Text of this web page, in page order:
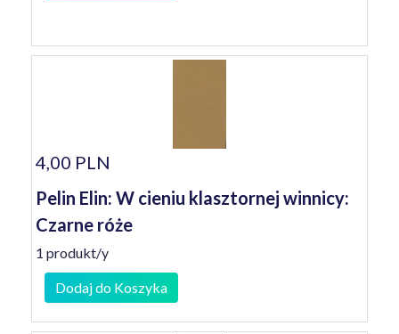
4,00 PLN
Pelin Elin: W cieniu klasztornej winnicy:
Czarne róże
1 produkt/y
Dodaj do Koszyka